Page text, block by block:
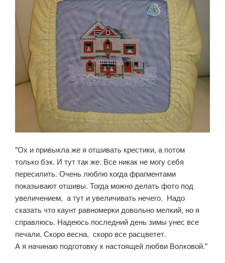
"Ох и привыкла же я отшивать крестики, а потом
только бэк. И тут так же. Все никак не могу себя
пересилить. Очень люблю когда фрагментами
показывают отшивы. Тогда можно делать фото под
увеличением, а тут и увеличивать нечего. Надо
сказать что каунт равномерки довольно мелкий, но я
справлюсь. Надеюсь последний день зимы унес все
печали. Скоро весна, скоро все расцветет.
А я начинаю подготовку к настоящей любви Волковой."